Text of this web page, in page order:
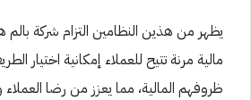
يظهر من هذين النظامين التزام شركة بالم
مالية مرنة تتيح للعملاء إمكانية اختيار
ظروفهم المالية، مما يعزز من رضا